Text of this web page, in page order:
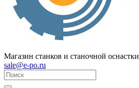
Магазин станков и станочной оснастки
sale@e-po.ru